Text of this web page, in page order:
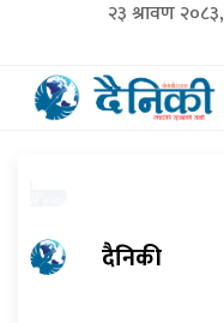
२३ श्रावण
दैनिकी